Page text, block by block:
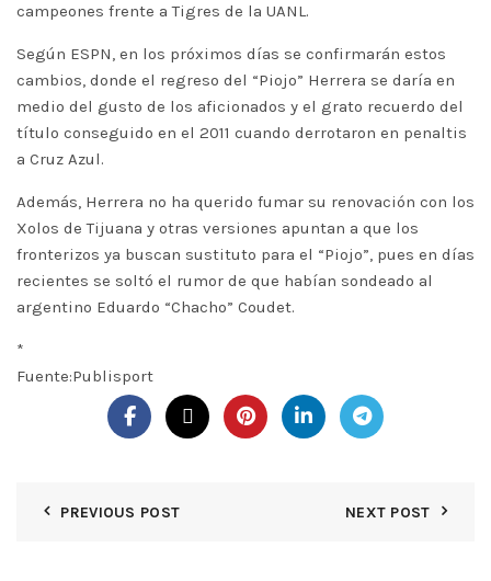
campeones frente a Tigres de la UANL.
Según ESPN, en los próximos días se confirmarán estos
cambios, donde el regreso del “Piojo” Herrera se daría en
medio del gusto de los aficionados y el grato recuerdo del
título conseguido en el 2011 cuando derrotaron en penaltis
a Cruz Azul.
Además, Herrera no ha querido fumar su renovación con los
Xolos de Tijuana y otras versiones apuntan a que los
fronterizos ya buscan sustituto para el “Piojo”, pues en días
recientes se soltó el rumor de que habían sondeado al
argentino Eduardo “Chacho” Coudet.
*
Fuente:Publisport
PREVIOUS POST NEXT POST